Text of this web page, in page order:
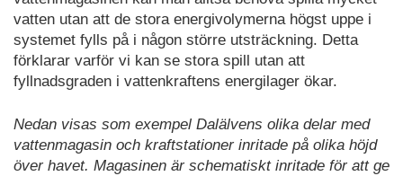
vatten utan att de stora energivolymerna högst uppe i
systemet fylls på i någon större utsträckning. Detta
förklarar varför vi kan se stora spill utan att
fyllnadsgraden i vattenkraftens energilager ökar.
Nedan visas som exempel Dalälvens olika delar med
vattenmagasin och kraftstationer inritade på olika höjd
över havet. Magasinen är schematiskt inritade för att ge